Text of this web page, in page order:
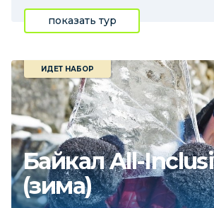
показать тур
Байкал All-
(зима)
ИДЕТ НАБОР